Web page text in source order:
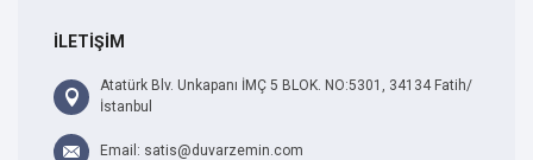
İLETİŞİM
Atatürk Blv. Unkapanı İMÇ 5 BLOK. NO:5301, 34134 Fatih/
İstanbul
Email: satis@duvarzemin.com